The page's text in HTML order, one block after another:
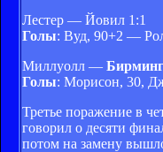
Лестер — Йовил 1:1
Голы: Вуд, 90+2 —
Миллуолл —
Голы: Морисон, 30,
Третье поражение в
говорил о десяти
потом на замену